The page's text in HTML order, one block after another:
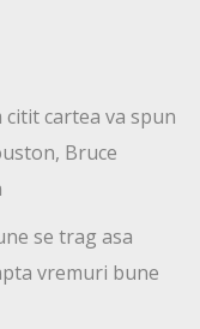
citit cartea va spun
Bruce
se trag asa
vremuri bune